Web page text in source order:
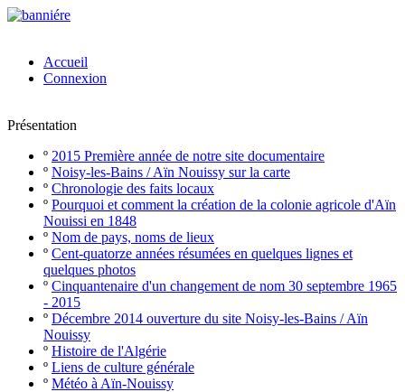
Accueil
Connexion
Présentation
º 2015 Première année de notre site documentaire
º Noisy-les-Bains / Aïn Nouissy sur la carte
º Chronologie des faits locaux
º Pourquoi et comment la création de la colonie agricole d'Aïn
Nouissi en 1848
º Nom de pays, noms de lieux
º Cent-quatorze années résumées en quelques lignes et
quelques photos
º Cinquantenaire d'un changement de nom 30 septembre 1965
- 2015
º Décembre 2014 ouverture du site Noisy-les-Bains / Aïn
Nouissy
º Histoire de l'Algérie
º Liens de culture générale
º Météo à Aïn-Nouissy